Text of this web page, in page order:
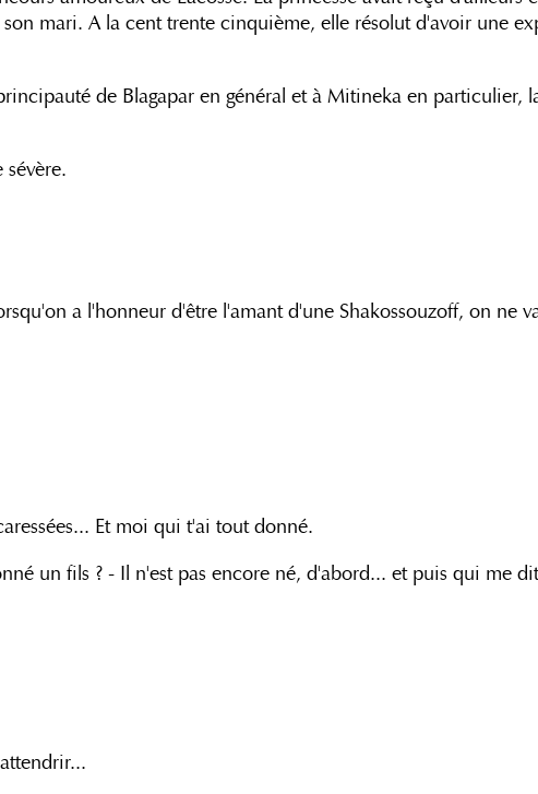
mari. A la cent trente cinquième, elle résolut d'avoir une
de Blagapar en général et à Mitineka en particulier,
a l'honneur d'être l'amant d'une Shakossouzoff, on ne
Et moi qui t'ai tout donné.
un fils ? - Il n'est pas encore né, d'abord... et puis qui me